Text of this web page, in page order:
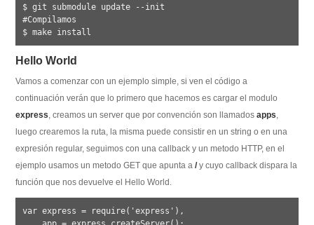
$ git submodule update --init
#Compilamos
Hello World
Vamos a comenzar con un ejemplo simple, si ven el código a
continuación verán que lo primero que hacemos es cargar el modulo
express, creamos un server que por convención son llamadosapps,
luego crearemos la ruta, la misma puede consistir en un string o en una
expresión regular, seguimos con una callback y un metodo HTTP, en el
ejemplo usamos un metodo GET que apunta a/y cuyo callback dispara la
función que nos devuelve el Hello World.
var express = require('express'),